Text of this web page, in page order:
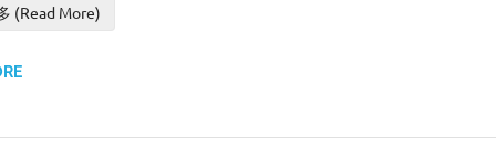
(Read More)